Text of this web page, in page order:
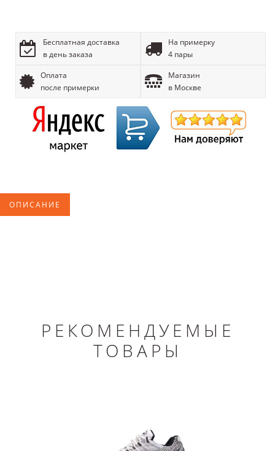
Бесплатная доставка
в день заказа
На примерку
4 пары
Оплата
после примерки
Магазин
в Москве
ОПИСАНИЕ
РЕКОМЕНДУЕМЫЕ
ТОВАРЫ